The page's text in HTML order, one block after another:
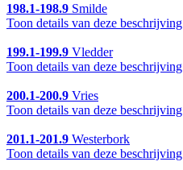
198.1-198.9 Smilde
Toon details van deze beschrijving
199.1-199.9 Vledder
Toon details van deze beschrijving
200.1-200.9 Vries
Toon details van deze beschrijving
201.1-201.9 Westerbork
Toon details van deze beschrijving